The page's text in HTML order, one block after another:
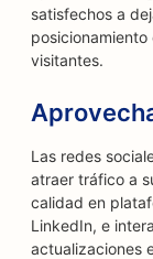
satisfechos a
visitantes.
Las redes
atraer tráfico a
calidad en
LinkedIn, e
actualizaciones